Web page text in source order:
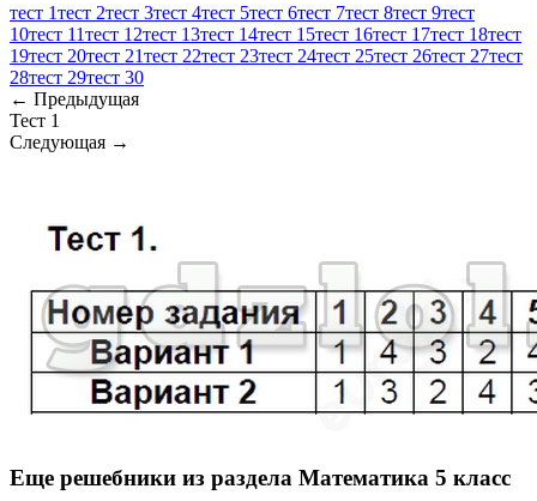
тест 1тест 2тест 3тест 4тест 5тест 6тест 7тест 8тест 9тест
10тест 11тест 12тест 13тест 14тест 15тест 16тест 17тест 18тест
19тест 20тест 21тест 22тест 23тест 24тест 25тест 26тест 27тест
28тест 29тест 30
← Предыдущая
Тест 1
Следующая →
Еще решебники из раздела Математика 5 класс